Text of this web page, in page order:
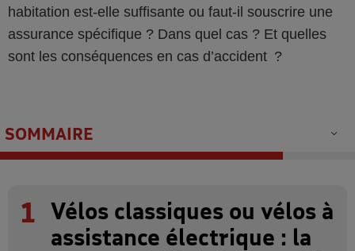
habitation est-elle suffisante ou faut-il souscrire une
assurance spécifique ? Dans quel cas ? Et quelles
sont les conséquences en cas d’accident ?
SOMMAIRE
1
Vélos classiques ou vélos à
assistance électrique : la